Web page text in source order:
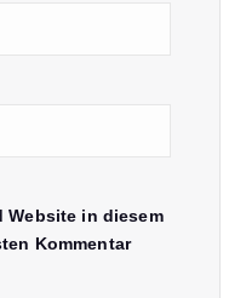
Website in diesem
Kommentar